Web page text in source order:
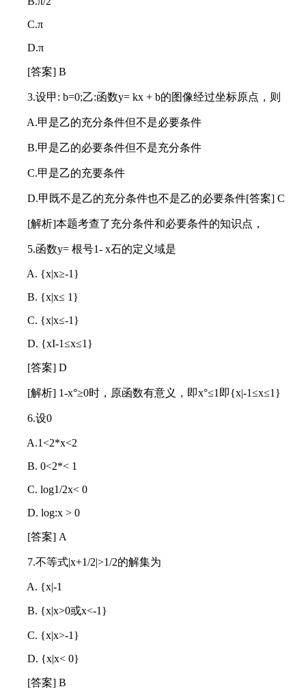
C.π
D.π
[答案] B
3.设甲: b=0;乙:函数y= kx + b的图像经过坐标原点，则
A.甲是乙的充分条件但不是必要条件
B.甲是乙的必要条件但不是充分条件
C.甲是乙的充要条件
D.甲既不是乙的充分条件也不是乙的必要条件[答案] C
[解析]本题考查了充分条件和必要条件的知识点，
5.函数y= 根号1- x石的定义域是
A. {x|x≥-1}
B. {x|x≤ 1}
C. {x|x≤-1}
D. {xI-1≤x≤1}
[答案] D
[解析] 1-x°≥0时，原函数有意义，即x°≤1即{x|-1≤x≤1}
6.设0
A.1<2*x<2
B. 0<2*< 1
C. log1/2x< 0
D. log:x > 0
[答案] A
7.不等式|x+1/2|>1/2的解集为
A. {x|-1
B. {x|x>0或x<-1}
C. {x|x>-1}
D. {x|x< 0}
[答案] B